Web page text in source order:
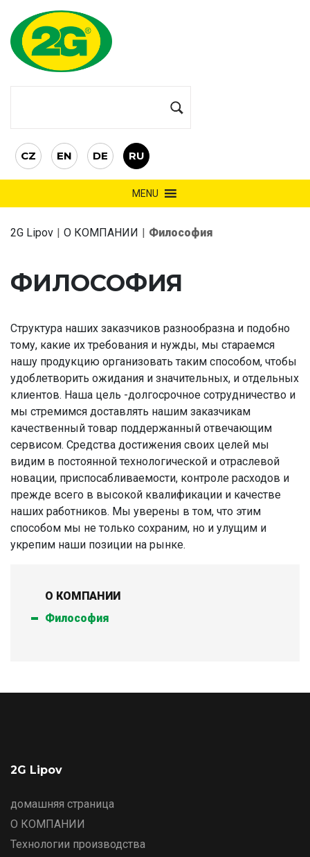
CZ EN DE RU
MENU
2G Lipov | О КОМПАНИИ | Философия
О КОМПАНИИ
Философия
ФИЛОСОФИЯ
Структура наших заказчиков разнообразна и подобно
тому, какие их требования и нужды, мы стараемся
нашу продукцию организовать таким способом, чтобы
удоблетворить ожидания и значительных, и отдельных
клиентов. Наша цель -долгoсрочное сотрудничество и
мы стремимся доставлять нашим заказчикам
качественный товар поддержанный отвечающим
сервисом. Средства достижения своих целей мы
видим в постоянной технологической и отраслевой
новации, приспосабливаемости, контролe расходов и
прежде всего в высокой квалификации и качестве
наших работников. Mы уверены в том, что этим
способом мы не только сохраним, но и улущим и
укрепим наши позиции на рынке.
2G Lipov
домашняя страница
О КОМПАНИИ
Технологии производства